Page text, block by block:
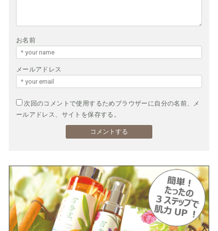
お名前
メールアドレス
次回のコメントで使用するためブラウザーに自分の名前、メ
ールアドレス、サイトを保存する。